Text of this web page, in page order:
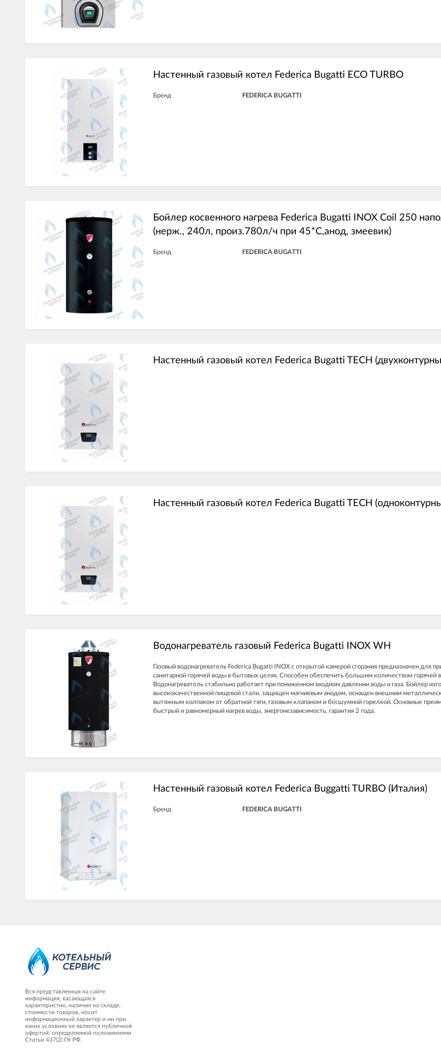
Настенный газовый котел Federica Bugatti ECO TURBO
Бренд FEDERICA BUGATTI
Бойлер косвенного нагрева Federica Bugatti INOX Coil 250
(нерж., 240л, произ.780л/ч при 45*С,анод, змеевик)
Бренд FEDERICA BUGATTI
Настенный газовый котел Federica Bugatti TECH
Настенный газовый котел Federica Bugatti TECH
Водонагреватель газовый Federica Bugatti INOX WH
Газовый водонагреватель Federica Bugatti INOX с открытой камерой сгорания предназначен для
санитарной горячей воды в бытовых целях. Способен обеспечить большим количеством горячей
Водонагреватель стабильно работает при пониженном входном давлении воды и газа. Бойлер
высококачественной пищевой стали, защищен магниевым анодом, оснащен внешним
вытяжным колпаком от обратной тяги, газовым клапаном и бесшумной горелкой. Основные
быстрый и равномерный нагрев воды, энергонезависимость, гарантия 2 года.
Настенный газовый котел Federica Buggatti TURBO (Италия)
Бренд FEDERICA BUGATTI
Вся представленная на сайте
информация, касающаяся
характеристик, наличия на складе,
стоимости товаров, носит
информационный характер и ни при
каких условиях не является публичной
офертой, определяемой положениями
Статьи 437(2) ГК РФ.